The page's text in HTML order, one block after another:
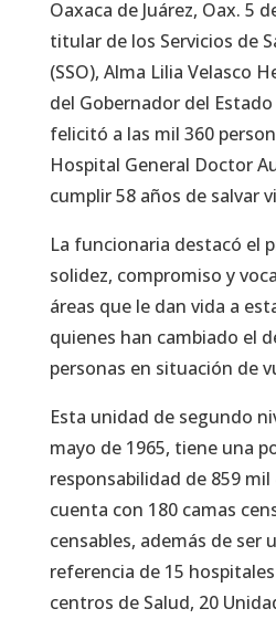
Oaxaca de Juárez, Oax. 5
titular de los Servicios de
(SSO), Alma Lilia Velasco
del Gobernador del Estado
felicitó a las mil 360
Hospital General Doctor
cumplir 58 años de salvar
La funcionaria destacó el
solidez, compromiso y
áreas que le dan vida a
quienes han cambiado el
personas en situación de
Esta unidad de segundo
mayo de 1965, tiene una
responsabilidad de 859
cuenta con 180 camas
censables, además de ser
referencia de 15
centros de Salud, 20